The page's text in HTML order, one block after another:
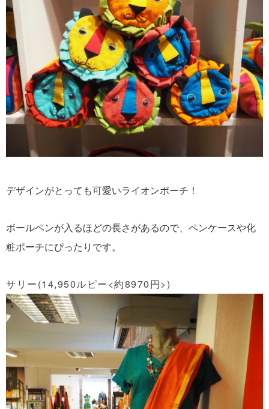
デザインがとっても可愛いライオンポーチ！
ボールペンが入るほどの長さがあるので、ペンケースや化
粧ポーチにぴったりです。
サリー(14,950ルピー<約8970円>)